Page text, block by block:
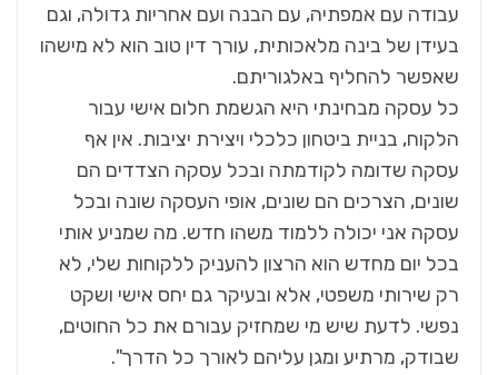
עבודה עם אמפתיה, עם הבנה ועם אחריות גדולה, וגם
בעידן של בינה מלאכותית, עורך דין טוב הוא לא מישהו
שאפשר להחליף באלגוריתם.
כל עסקה מבחינתי היא הגשמת חלום אישי עבור
הלקוח, בניית ביטחון כלכלי ויצירת יציבות. אין אף
עסקה שדומה לקודמתה ובכל עסקה הצדדים הם
שונים, הצרכים הם שונים, אופי העסקה שונה ובכל
עסקה אני יכולה ללמוד משהו חדש. מה שמניע אותי
בכל יום מחדש הוא הרצון להעניק ללקוחות שלי, לא
רק שירותי משפטי, אלא ובעיקר גם יחס אישי ושקט
נפשי. לדעת שיש מי שמחזיק עבורם את כל החוטים,
שבודק, מרתיע ומגן עליהם לאורך כל הדרך".